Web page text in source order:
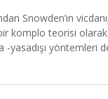
Snowden’ın
komplo teorisi
-yasadışı yöntemleri